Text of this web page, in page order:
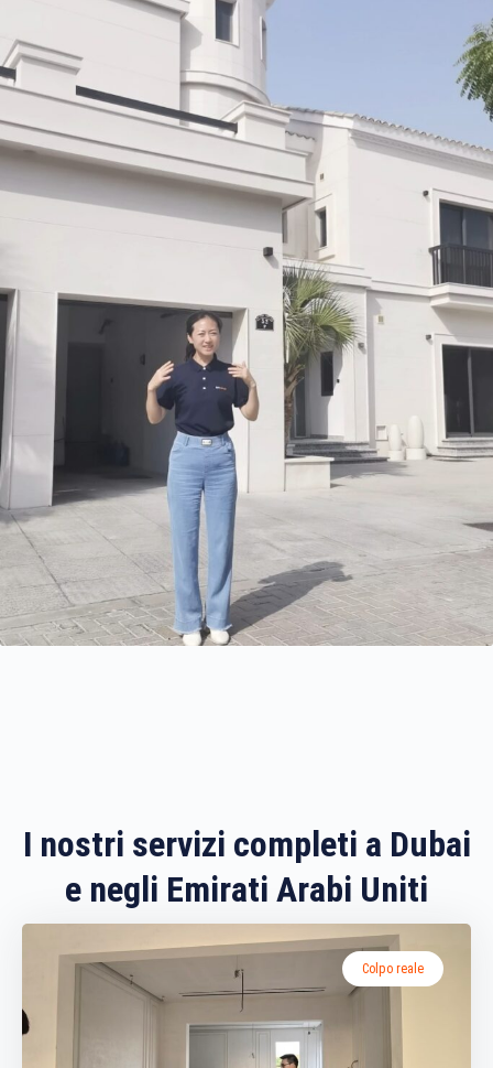
I nostri servizi completi a Dubai
e negli Emirati Arabi Uniti
Colpo reale